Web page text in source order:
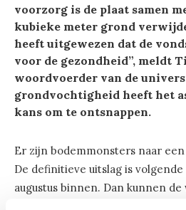
voorzorg is de plaat samen
kubieke meter grond
heeft uitgewezen dat de
voor de gezondheid”, meldt
woordvoerder van de
grondvochtigheid heeft het
kans om te ontsnappen.
Er zijn bodemmonsters naar
De definitieve uitslag is volgende
augustus binnen. Dan kunnen